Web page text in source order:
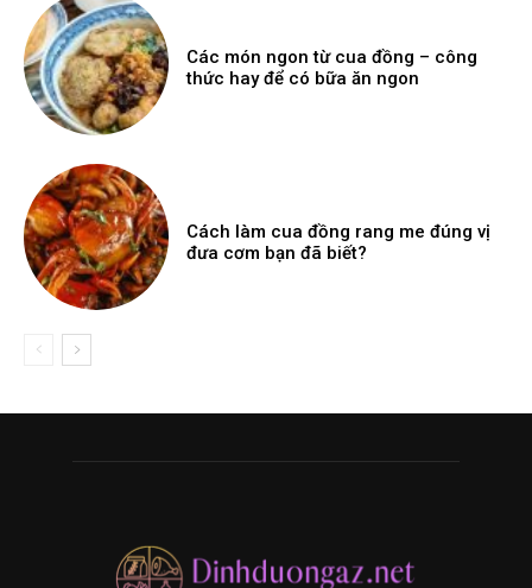
Các món ngon từ cua đồng – công
thức hay để có bữa ăn ngon
Cách làm cua đồng rang me đúng vị
đưa cơm bạn đã biết?